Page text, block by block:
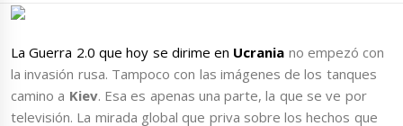
La Guerra 2.0 que hoy se dirime en Ucrania no empezó con
la invasión rusa. Tampoco con las imágenes de los tanques
camino a Kiev. Esa es apenas una parte, la que se ve por
televisión. La mirada global que priva sobre los hechos que